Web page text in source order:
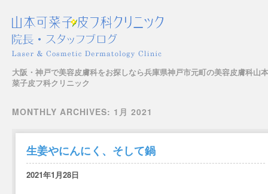
大阪・神戸で美容皮膚科をお探しなら兵庫県神戸市元町の美容皮膚科山
菜子皮フ科クリニック
MONTHLY ARCHIVES: 1月 2021
生姜やにんにく、そして鍋
2021年1月28日